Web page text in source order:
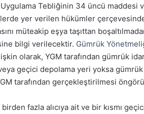
Tebliğinin 34 üncü maddesi
yer verilen hükümler
müteakip eşya taşıttan
bilgi verilecektir. Gümrük
olarak, YGM tarafından gümrük
geçici depolama yeri yoksa
tarafından gerçekleştirilmesi
fazla alıcıya ait ve bir kısmı